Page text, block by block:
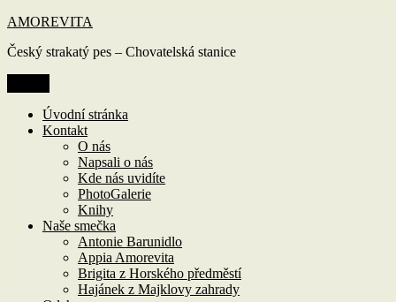
Přejít
obsahu
AMOREVITA
Český strakatý pes – Chovatelská stanice
Úvodní stránka
Kontakt
O nás
Napsali o nás
Kde nás uvidíte
PhotoGalerie
Knihy
Naše smečka
Antonie Barunidlo
Appia Amorevita
Brigita z Horského předměstí
Hajánek z Majklovy zahrady